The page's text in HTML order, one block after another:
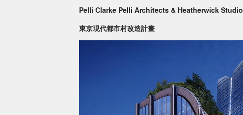
Pelli Clarke Pelli Architects & Heatherwick Studio
東京現代都市村改造計畫